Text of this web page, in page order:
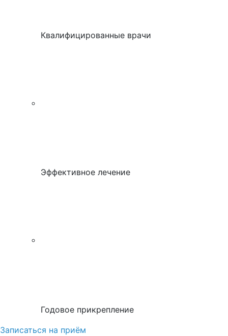
Квалифицированные врачи
Эффективное лечение
Годовое прикрепление
Записаться на приём